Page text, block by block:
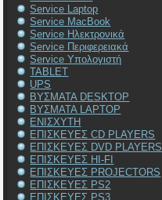
Service Laptop
Service MacBook
Service Ηλεκτρονικά
Service Περιφερειακά
Service Υπολογιστή
TABLET
UPS
ΒΥΣΜΑΤΑ DESKTOP
ΒΥΣΜΑΤΑ LAPTOP
ΕΝΙΣΧΥΤΗ
ΕΠΙΣΚΕΥΕΣ CD PLAYERS
ΕΠΙΣΚΕΥΕΣ DVD PLAYERS
ΕΠΙΣΚΕΥΕΣ HI-FI
ΕΠΙΣΚΕΥΕΣ PROJECTORS
ΕΠΙΣΚΕΥΕΣ PS2
ΕΠΙΣΚΕΥΕΣ PS3